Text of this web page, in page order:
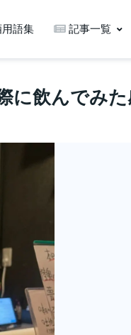
用語集 記事一覧
に飲んでみた